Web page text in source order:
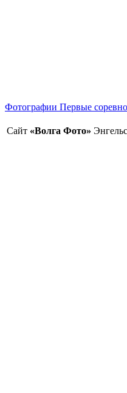
Фотографии Первые
Сайт «Волга Фото»